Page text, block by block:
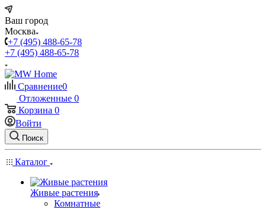
Ваш город
Москва
+7 (495) 488-65-78
+7 (495) 488-65-78
Сравнение0
Отложенные 0
Корзина 0
Войти
Поиск
Каталог
Живые растения
Комнатные